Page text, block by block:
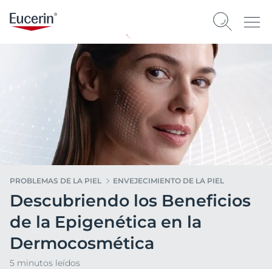
PROBLEMAS DE LA PIEL ENVEJECIMIENTO DE LA PIEL
Descubriendo los Beneficios
de la Epigenética en la
Dermocosmética
5 minutos leídos